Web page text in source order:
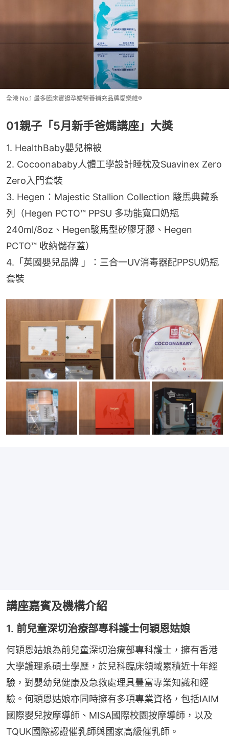
全港 No.1 最多臨床實證孕婦營養補充品牌愛樂維®
01親子「5月新手爸媽講座」大獎
1. HealthBaby嬰兒棉被
2. Cocoonababy人體工學設計睡枕及Suavinex Zero
Zero入門套裝
3. Hegen：Majestic Stallion Collection 駿馬典藏系
列（Hegen PCTO™ PPSU 多功能寬口奶瓶
240ml/8oz、Hegen駿馬型矽膠牙膠、Hegen
PCTO™ 收納儲存蓋）
4.「英國嬰兒品牌 」：三合一UV消毒器配PPSU奶瓶
套裝
+1
講座嘉賓及機構介紹
1. 前兒童深切治療部專科護士何穎恩姑娘
何穎恩姑娘為前兒童深切治療部專科護士，擁有香港
大學護理系碩士學歷，於兒科臨床領域累積近十年經
驗，對嬰幼兒健康及急救處理具豐富專業知識和經
驗。何穎恩姑娘亦同時擁有多項專業資格，包括IAIM
國際嬰兒按摩導師、MISA國際校園按摩導師，以及
TQUK國際認證催乳師與國家高級催乳師。